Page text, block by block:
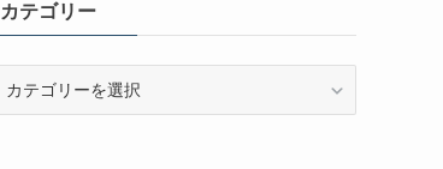
カテゴリー